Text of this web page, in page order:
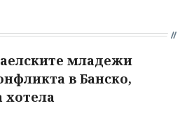
младежи
в Банско,
хотела